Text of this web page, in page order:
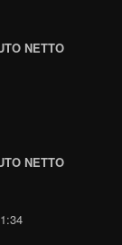
NETTO
NETTO